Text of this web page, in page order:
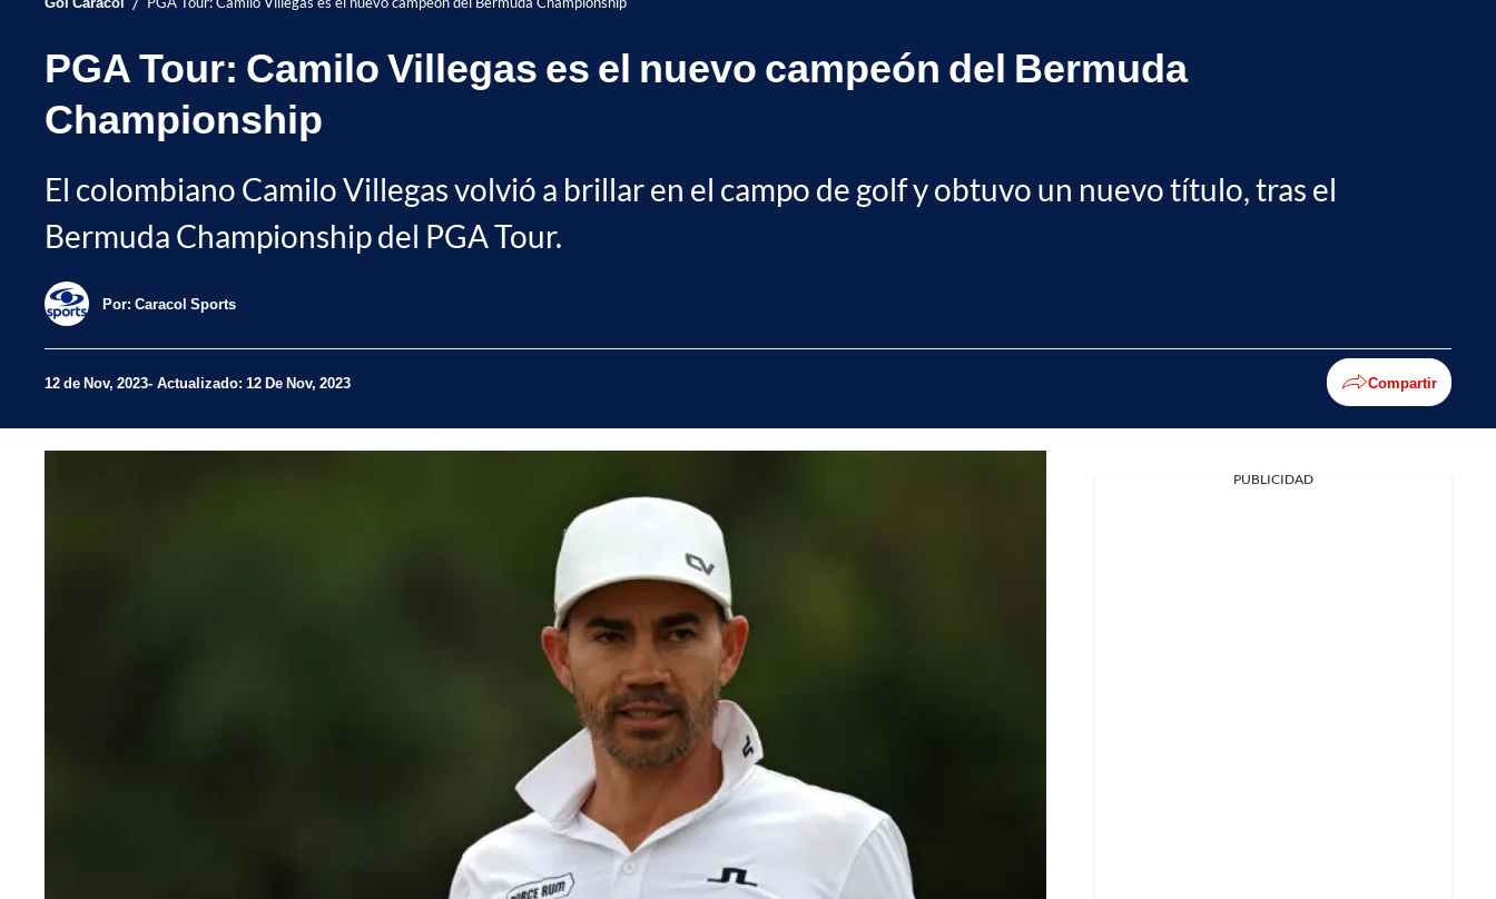
PGA Tour: Camilo Villegas es el nuevo campeón del Bermuda
Championship
El colombiano Camilo Villegas volvió a brillar en el campo de golf y obtuvo un nuevo título, tras el
Bermuda Championship del PGA Tour.
Por: Caracol Sports
12 de Nov, 2023 Actualizado: 12 De Nov, 2023 Compartir
PUBLICIDAD